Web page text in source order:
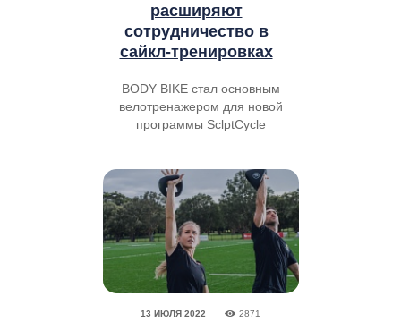
расширяют
сотрудничество в
сайкл-тренировках
BODY BIKE стал основным
велотренажером для новой
программы SclptCycle
13 ИЮЛЯ 2022 2871